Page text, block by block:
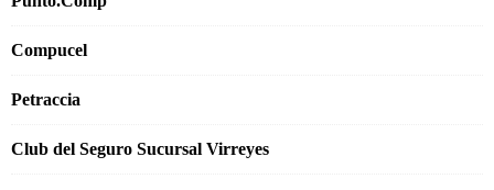
Compucel
Petraccia
Club del Seguro Sucursal Virreyes